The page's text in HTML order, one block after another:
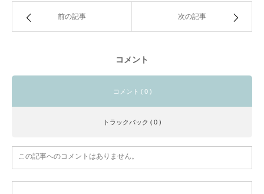
前の記事 次の記事
コメント
コメント ( 0 )
トラックバック ( 0 )
この記事へのコメントはありません。